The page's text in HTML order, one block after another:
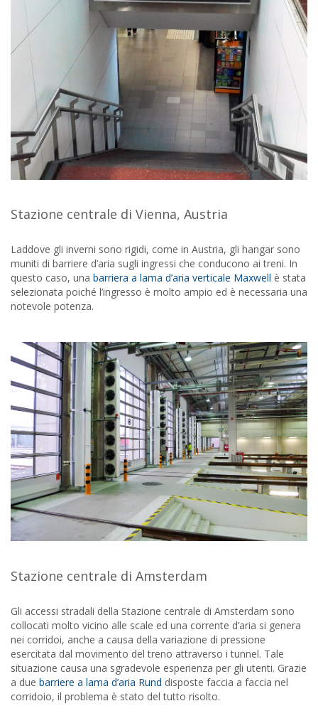
Stazione centrale di Vienna, Austria
Laddove gli inverni sono rigidi, come in Austria, gli hangar sono
muniti di barriere d’aria sugli ingressi che conducono ai treni. In
questo caso, una barriera a lama d’aria verticale Maxwell è stata
selezionata poiché l’ingresso è molto ampio ed è necessaria una
notevole potenza.
Stazione centrale di Amsterdam
Gli accessi stradali della Stazione centrale di Amsterdam sono
collocati molto vicino alle scale ed una corrente d’aria si genera
nei corridoi, anche a causa della variazione di pressione
esercitata dal movimento del treno attraverso i tunnel. Tale
situazione causa una sgradevole esperienza per gli utenti. Grazie
a due barriere a lama d’aria Rund disposte faccia a faccia nel
corridoio, il problema è stato del tutto risolto.